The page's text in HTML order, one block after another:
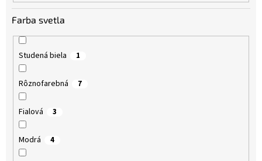
Farba svetla
Studená biela 1
Rôznofarebná 7
Fialová 3
Modrá 4